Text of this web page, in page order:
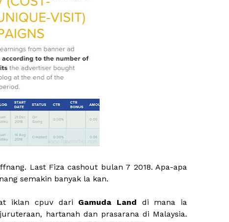
Last Fiza cashout bulan 7 2018. Apa-apa
semakin banyak la kan.
iklan cpuv dari Gamuda Land di mana ia
hartanah dan prasarana di Malaysia.